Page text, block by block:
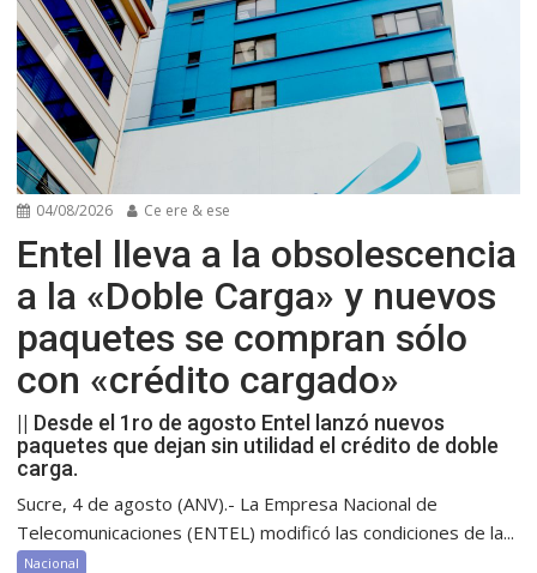
04/08/2026 Ce ere & ese
Entel lleva a la obsolescencia
a la «Doble Carga» y nuevos
paquetes se compran sólo
con «crédito cargado»
|| Desde el 1ro de agosto Entel lanzó nuevos
paquetes que dejan sin utilidad el crédito de doble
carga.
Sucre, 4 de agosto (ANV).- La Empresa Nacional de
Telecomunicaciones (ENTEL) modificó las condiciones de la...
Nacional